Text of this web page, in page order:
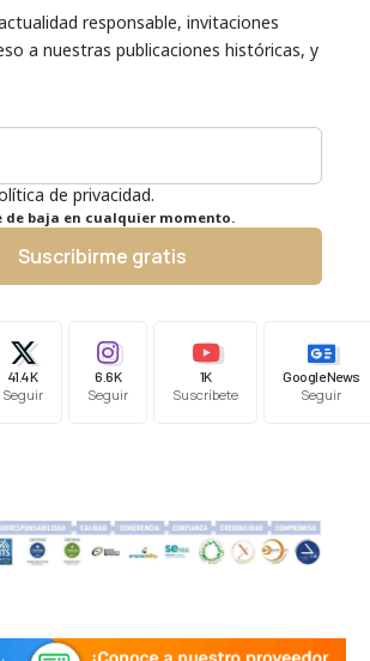
responsable, invitaciones
a nuestras publicaciones históricas, y
de privacidad.
de baja en cualquier momento.
Suscribirme gratis
41.4K
Seguir
6.6K
Seguir
1K
Suscríbete
Google News
Seguir